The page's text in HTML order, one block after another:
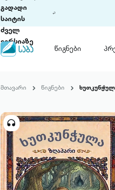
გადადი
საიტის
ძველ
ვერსიაზე
წიგნები
ჩვენ შესახებ
პაკეტები
მთავარი წიგნები